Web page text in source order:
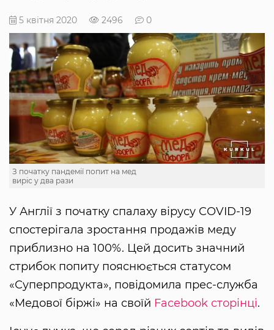
5 квітня 2020 2496 0
З початку пандемії попит на мед
виріс у два рази
У Англії з початку спалаху вірусу COVID-19
спостерігала зростання продажів меду
приблизно на 100%. Цей досить значний
стрибок попиту пояснюється статусом
«Суперпродукта», повідомила прес-служба
«Медової біржі» на своїй Facebook сторінці.